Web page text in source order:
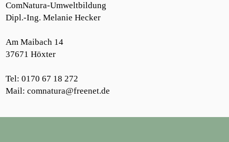
ComNatura-Umweltbildung
Dipl.-Ing. Melanie Hecker
Am Maibach 14
37671 Höxter
Tel: 0170 67 18 272
Mail: comnatura@freenet.de